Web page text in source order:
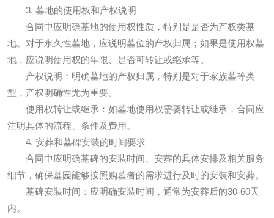
3. 墓地的使用权和产权说明
合同中应明确墓地的使用权性质，特别是是否为产权类墓
地。对于永久性墓地，应说明墓位的产权归属；如果是使用权墓
地，应说明使用权的年限、是否可转让或继承等。
产权说明：明确墓地的产权归属，特别是对于家族墓等类
型，产权明确性尤为重要。
使用权转让或继承：如墓地使用权需要转让或继承，合同应
注明具体的流程、条件及费用。
4. 安葬和墓碑安装的时间要求
合同中应明确墓碑的安装时间、安葬的具体安排及相关服务
细节，确保墓园能够按照购墓者的需求进行及时的安装和安葬。
墓碑安装时间：应明确安装时间，通常为安葬后的30-60天
内。